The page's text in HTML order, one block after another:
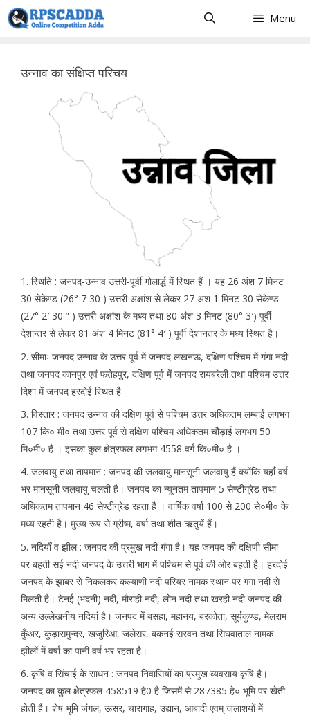
Skip
to
Menu
उन्नाव का संक्षिप्त परिचय
1. स्थिति : जनपद-उन्नाव उत्तरी-पूर्वी गोलार्द्ध में स्थित हैं । यह 26 अंश 7 मिनट
30 सेकेण्ड (26° 7 30 ) उत्तरी अक्षांश से लेकर 27 अंश 1 मिनट 30 सेकेण्ड
(27° 2′ 30 ” ) उत्तरी अक्षांश के मध्य तथा 80 अंश 3 मिनट (80° 3′) पूर्वी
देशान्तर से लेकर 81 अंश 4 मिनट (81° 4′ ) पूर्वी देशानतर के मध्य स्थित है।
2. सीमाः जनपद उन्नाव के उत्तर पूर्व में जनपद लखनऊ, दक्षिण पश्चिम में गंगा नदी
तथा जनपद कानपुर एवं फतेहपुर, दक्षिण पूर्व में जनपद रायबरेली तथा पश्चिम उत्तर
दिशा में जनपद हरदोई स्थित है
3. विस्तार : जनपद उन्नाव की दक्षिण पूर्व से पश्चिम उत्तर अधिकतम लम्बाई लगभग
107 कि० मी० तथा उत्तर पूर्व से दक्षिण पश्चिम अधिकतम चौड़ाई लगभग 50
मि०मी० है । इसका कुल क्षेत्रफल लगभग 4558 वर्ग कि०मी० है ।
4. जलवायु तथा तापमान : जनपद की जलवायु मानसूनी जलवायु हैं क्योंकि यहाँ वर्ष
भर मानसूनी जलवायु चलती है। जनपद का न्यूनतम तापमान 5 सेण्टीग्रेड तथा
अधिकतम तापमान 46 सेण्टीग्रेड रहता है । वार्षिक वर्षा 100 से 200 से०मी० के
मध्य रहती है। मुख्य रूप से ग्रीष्म, वर्षा तथा शीत ऋतुयें हैं।
5. नदियाँ व झील : जनपद की प्रमुख नदी गंगा है। यह जनपद की दक्षिणी सीमा
पर बहती सई नदी जनपद के उत्तरी भाग में पश्चिम से पूर्व की ओर बहती है। हरदोई
जनपद के झाबर से निकलकर कल्याणी नदी परियर नामक स्थान पर गंगा नदी से
मिलती है। टेनई (भदनी) नदी, मौराही नदी, लोन नदी तथा खरही नदी जनपद की
अन्य उल्लेखनीय नदियां है। जनपद में बसहा, महानय, बरकोता, सूर्यकुण्ड, मेलराम
कुँअर, कुड़ासमुन्दर, खजुरिआ, जलेसर, बकनई सरवन तथा सिघवाताल नामक
झीलों में वर्षा का पानी वर्ष भर रहता है।
6. कृषि व सिंचाई के साधन : जनपद निवासियों का प्रमुख व्यवसाय कृषि है।
जनपद का कुल क्षेत्रफल 458519 हे0 है जिसमें से 287385 हे० भूमि पर खेती
होती है। शेष भूमि जंगल, ऊसर, चारागाह, उद्यान, आबादी एवम् जलाशयों में